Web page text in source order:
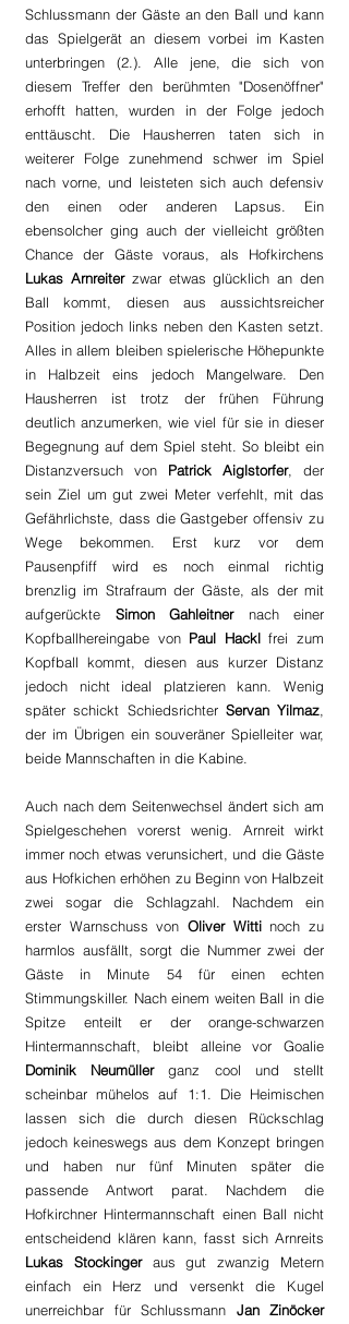
Schlussmann der Gäste an den Ball und kann
das Spielgerät an diesem vorbei im Kasten
unterbringen (2.). Alle jene, die sich von
diesem Treffer den berühmten "Dosenöffner"
erhofft hatten, wurden in der Folge jedoch
enttäuscht. Die Hausherren taten sich in
weiterer Folge zunehmend schwer im Spiel
nach vorne, und leisteten sich auch defensiv
den einen oder anderen Lapsus. Ein
ebensolcher ging auch der vielleicht größten
Lukas Arnreiter zwar etwas glücklich an den
Ball kommt, diesen aus aussichtsreicher
Position jedoch links neben den Kasten setzt.
Alles in allem bleiben spielerische Höhepunkte
in Halbzeit eins jedoch Mangelware. Den
Hausherren ist trotz der frühen Führung
deutlich anzumerken, wie viel für sie in dieser
Begegnung auf dem Spiel steht. So bleibt ein
Distanzversuch von Patrick Aiglstorfer, der
sein Ziel um gut zwei Meter verfehlt, mit das
Gefährlichste, dass die Gastgeber offensiv zu
Wege bekommen. Erst kurz vor dem
Pausenpfiff wird es noch einmal richtig
brenzlig im Strafraum der Gäste, als der mit
aufgerückte Simon Gahleitner nach einer
Kopfballhereingabe von Paul Hackl frei zum
Kopfball kommt, diesen aus kurzer Distanz
jedoch nicht ideal platzieren kann. Wenig
später schickt Schiedsrichter Servan Yilmaz,
der im Übrigen ein souveräner Spielleiter war,
beide Mannschaften in die Kabine.
Auch nach dem Seitenwechsel ändert sich am
Spielgeschehen vorerst wenig. Arnreit wirkt
immer noch etwas verunsichert, und die Gäste
aus Hofkichen erhöhen zu Beginn von Halbzeit
zwei sogar die Schlagzahl. Nachdem ein
erster Warnschuss von Oliver Witti noch zu
harmlos ausfällt, sorgt die Nummer zwei der
Gäste in Minute 54 für einen echten
Stimmungskiller. Nach einem weiten Ball in die
Spitze enteilt er der orange-schwarzen
Dominik Neumüller ganz cool und stellt
scheinbar mühelos auf 1:1. Die Heimischen
lassen sich die durch diesen Rückschlag
jedoch keineswegs aus dem Konzept bringen
und haben nur fünf Minuten später die
passende Antwort parat. Nachdem die
Hofkirchner Hintermannschaft einen Ball nicht
Lukas Stockinger aus gut zwanzig Metern
einfach ein Herz und versenkt die Kugel
unerreichbar für Schlussmann
Jan Zinöcker